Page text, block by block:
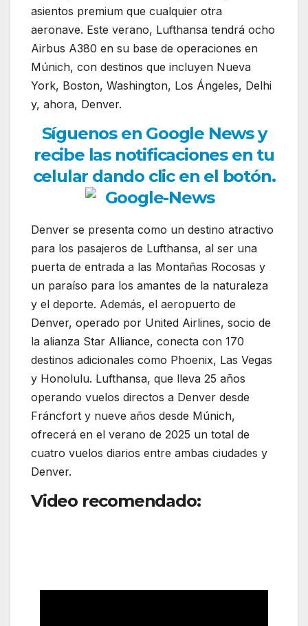
asientos premium que cualquier otra
aeronave. Este verano, Lufthansa tendrá ocho
Airbus A380 en su base de operaciones en
Múnich, con destinos que incluyen Nueva
York, Boston, Washington, Los Ángeles, Delhi
y, ahora, Denver.
Síguenos en Google News y
recibe las notificaciones en tu
celular dando clic en el botón.
Denver se presenta como un destino atractivo
para los pasajeros de Lufthansa, al ser una
puerta de entrada a las Montañas Rocosas y
un paraíso para los amantes de la naturaleza
y el deporte. Además, el aeropuerto de
Denver, operado por United Airlines, socio de
la alianza Star Alliance, conecta con 170
destinos adicionales como Phoenix, Las Vegas
y Honolulu. Lufthansa, que lleva 25 años
operando vuelos directos a Denver desde
Fráncfort y nueve años desde Múnich,
ofrecerá en el verano de 2025 un total de
cuatro vuelos diarios entre ambas ciudades y
Denver.
Video recomendado: